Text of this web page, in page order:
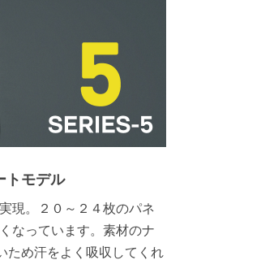
トモデル
現。２０～２４枚のパネ
なっています。素材のナ
ため汗をよく吸収してくれ